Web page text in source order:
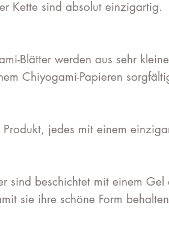
Kette sind absolut einzigartig.
Blätter werden aus sehr
Chiyogami-Papieren
Produkt, jedes mit einem
sind beschichtet mit einem Gel
sie ihre schöne Form